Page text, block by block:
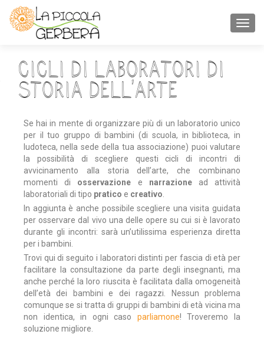
Cicli di laboratori di
storia dell’arte
Se hai in mente di organizzare più di un laboratorio unico
per il tuo gruppo di bambini (di scuola, in biblioteca, in
ludoteca, nella sede della tua associazione) puoi valutare
la possibilità di scegliere questi cicli di incontri di
avvicinamento alla storia dell’arte, che combinano
momenti di osservazione e narrazionead attività
laboratoriali di tipo pratico e creativo
In aggiunta è anche possibile scegliere una visita guidata
per osservare dal vivo una delle opere su cui si è lavorato
durante gli incontri: sarà un’utilissima esperienza diretta
per i bambini.
Trovi qui di seguito i laboratori distinti per fascia di età per
facilitare la consultazione da parte degli insegnanti, ma
anche perché la loro riuscita è facilitata dalla omogeneità
dell’età dei bambini e dei ragazzi. Nessun problema
comunque se si tratta di gruppi di bambini di età vicina ma
non identica, in ogni caso parliamone! Troveremo la
soluzione migliore.